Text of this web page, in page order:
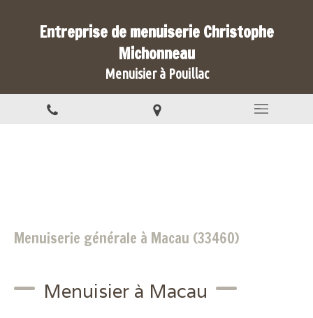
Entreprise de menuiserie Christophe
Michonneau
Menuisier à Pouillac
Menuiserie générale à Macau (33460)
Menuisier à Macau